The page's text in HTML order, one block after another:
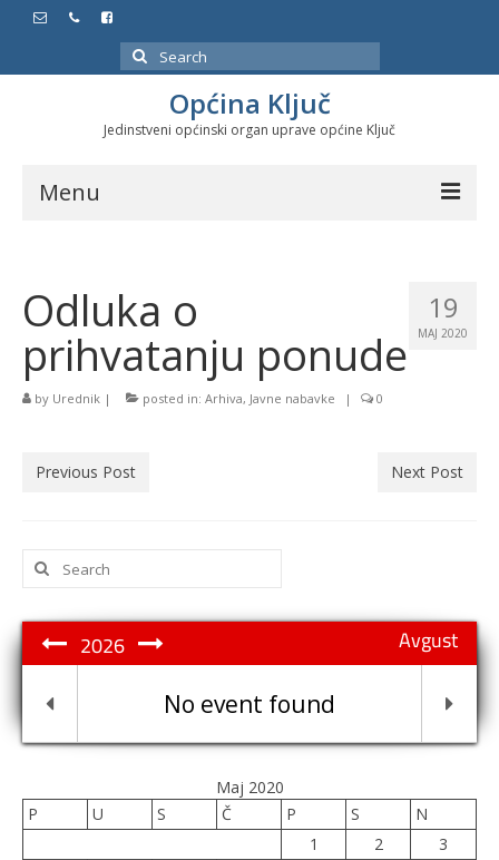
Search
for:
Općina Ključ
Jedinstveni općinski organ uprave općine Ključ
Menu
Službeni glasnici
Javne nabavke
Značajni datumi i manifestacije
19
MAJ 2020
Odluka o
prihvatanju ponude
by Urednik | posted in: Arhiva, Javne nabavke | 0
Previous Post Next Post
Search
for:
Avgust
2026
No event found
Maj 2020
P
U S Č P S
N
1
2
3